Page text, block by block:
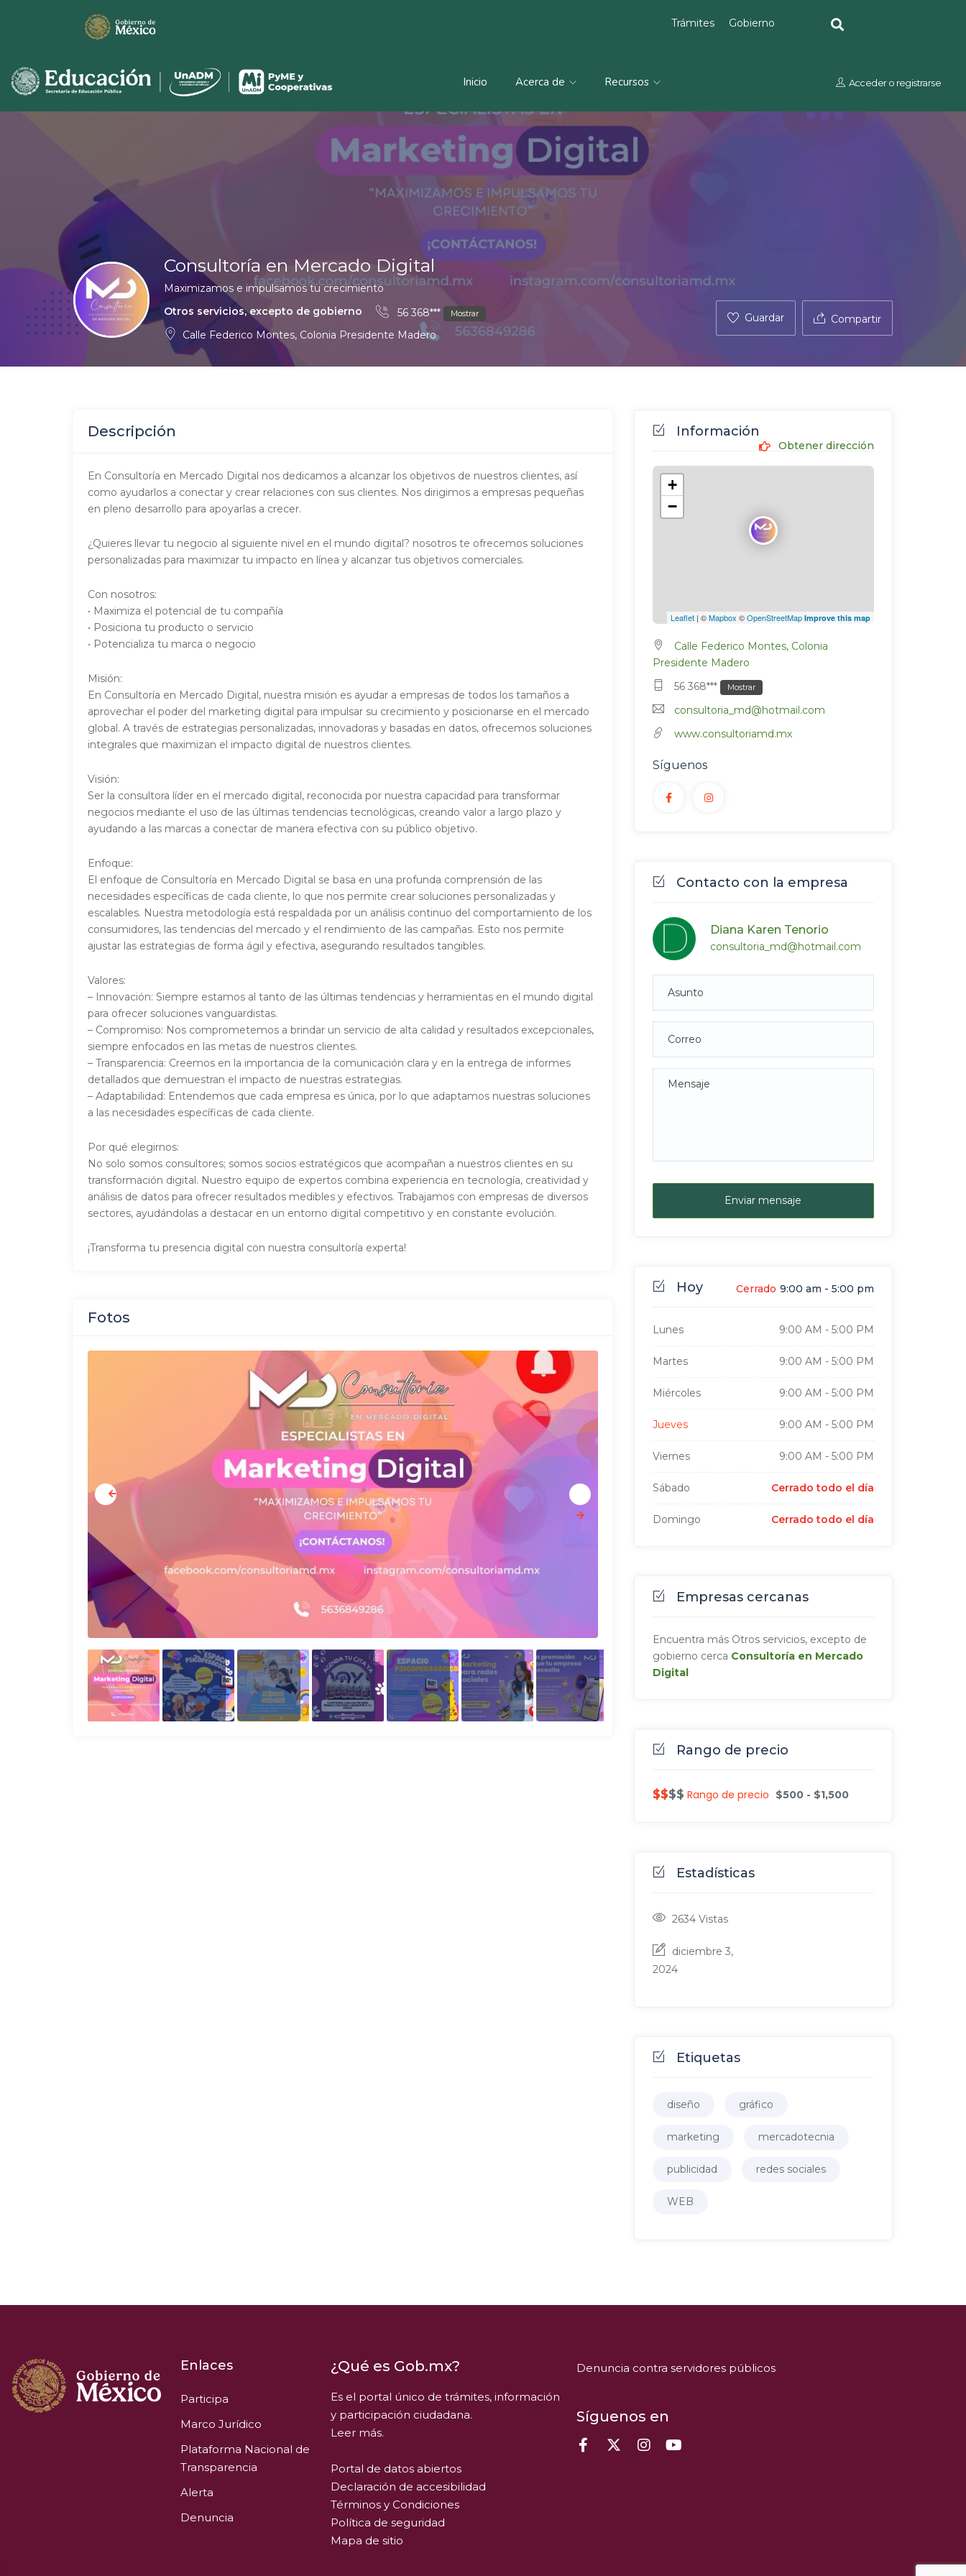
Trámites Gobierno
Inicio Acerca de Recursos Acceder o registrarse
Consultoría en Mercado Digital
Maximizamos e impulsamos tu crecimiento
Otros servicios, excepto de gobierno
56 368*** Mostrar
Calle Federico Montes, Colonia Presidente Madero
Guardar Compartir
Descripción
En Consultoría en Mercado Digital nos dedicamos a alcanzar los objetivos de nuestros clientes, así
como ayudarlos a conectar y crear relaciones con sus clientes. Nos dirigimos a empresas pequeñas
en pleno desarrollo para apoyarlas a crecer.
¿Quieres llevar tu negocio al siguiente nivel en el mundo digital? nosotros te ofrecemos soluciones
personalizadas para maximizar tu impacto en línea y alcanzar tus objetivos comerciales.
Con nosotros:
• Maximiza el potencial de tu compañía
• Posiciona tu producto o servicio
• Potencializa tu marca o negocio
Misión:
En Consultoría en Mercado Digital, nuestra misión es ayudar a empresas de todos los tamaños a
aprovechar el poder del marketing digital para impulsar su crecimiento y posicionarse en el mercado
global. A través de estrategias personalizadas, innovadoras y basadas en datos, ofrecemos soluciones
integrales que maximizan el impacto digital de nuestros clientes.
Visión:
Ser la consultora líder en el mercado digital, reconocida por nuestra capacidad para transformar
negocios mediante el uso de las últimas tendencias tecnológicas, creando valor a largo plazo y
ayudando a las marcas a conectar de manera efectiva con su público objetivo.
Enfoque:
El enfoque de Consultoría en Mercado Digital se basa en una profunda comprensión de las
necesidades específicas de cada cliente, lo que nos permite crear soluciones personalizadas y
escalables. Nuestra metodología está respaldada por un análisis continuo del comportamiento de los
consumidores, las tendencias del mercado y el rendimiento de las campañas. Esto nos permite
ajustar las estrategias de forma ágil y efectiva, asegurando resultados tangibles.
Valores:
– Innovación: Siempre estamos al tanto de las últimas tendencias y herramientas en el mundo digital
para ofrecer soluciones vanguardistas.
– Compromiso: Nos comprometemos a brindar un servicio de alta calidad y resultados excepcionales,
siempre enfocados en las metas de nuestros clientes.
– Transparencia: Creemos en la importancia de la comunicación clara y en la entrega de informes
detallados que demuestran el impacto de nuestras estrategias.
– Adaptabilidad: Entendemos que cada empresa es única, por lo que adaptamos nuestras soluciones
a las necesidades específicas de cada cliente.
Por qué elegirnos:
No solo somos consultores; somos socios estratégicos que acompañan a nuestros clientes en su
transformación digital. Nuestro equipo de expertos combina experiencia en tecnología, creatividad y
análisis de datos para ofrecer resultados medibles y efectivos. Trabajamos con empresas de diversos
sectores, ayudándolas a destacar en un entorno digital competitivo y en constante evolución.
¡Transforma tu presencia digital con nuestra consultoría experta!
Fotos
Información
Obtener dirección
+
−
Leaflet| ©Mapbox ©OpenStreetMap Improve this map
Calle Federico Montes, Colonia
Presidente Madero
56 368***
Mostrar
consultoria_md@hotmail.com
www.consultoriamd.mx
Síguenos
Contacto con la empresa
Diana Karen Tenorio
consultoria_md@hotmail.com
Enviar mensaje
Hoy Cerrado 9:00 am - 5:00 pm
Lunes 9:00 AM - 5:00 PM
Martes 9:00 AM - 5:00 PM
Miércoles 9:00 AM - 5:00 PM
Jueves 9:00 AM - 5:00 PM
Viernes 9:00 AM - 5:00 PM
Sábado Cerrado todo el día
Domingo Cerrado todo el día
Empresas cercanas
Encuentra más Otros servicios, excepto de
gobierno cerca Consultoría en Mercado
Digital
Rango de precio
$$$$
$$ Rango de precio $500 - $1,500
Estadísticas
2634 Vistas
diciembre 3,
2024
Etiquetas
diseño gráfico
marketing mercadotecnia
publicidad redes sociales
WEB
Enlaces
Participa
Marco Jurídico
Plataforma Nacional de
Transparencia
Alerta
Denuncia
¿Qué es Gob.mx?
Es el portal único de trámites, información
y participación ciudadana.
Leer más.
Portal de datos abiertos
Declaración de accesibilidad
Términos y Condiciones
Política de seguridad
Mapa de sitio
Denuncia contra servidores públicos
Síguenos en